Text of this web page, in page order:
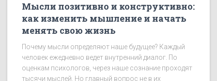
Мысли позитивно и конструктивно:
как изменить мышление и начать
менять свою жизнь
Почему мысли определяют наше будущее? Каждый
человек ежедневно ведет внутренний диалог. По
оценкам психологов, через наше сознание проходят
тысячи мыслей. Но главный вопрос не в их